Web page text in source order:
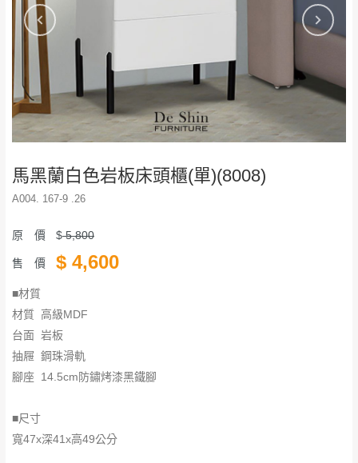
馬黑蘭白色岩板床頭櫃(單)(8008)
A004. 167-9 .26
原 價 $5,800
售 價 $ 4,600
■材質
材質 高級MDF
台面 岩板
抽屜 鋼珠滑軌
腳座 14.5cm防鏽烤漆黑鐵腳
■尺寸
寬47x深41x高49公分